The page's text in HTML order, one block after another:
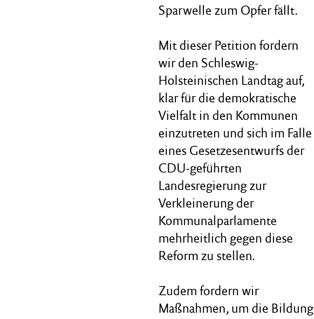
Sparwelle zum Opfer fällt.
Mit dieser Petition fordern
wir den Schleswig-
Holsteinischen Landtag auf,
klar für die demokratische
Vielfalt in den Kommunen
einzutreten und sich im Falle
eines Gesetzesentwurfs der
CDU-geführten
Landesregierung zur
Verkleinerung der
Kommunalparlamente
mehrheitlich gegen diese
Reform zu stellen.
Zudem fordern wir
Maßnahmen, um die Bildung